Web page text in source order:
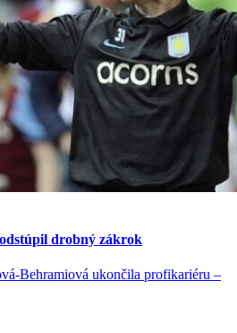
drobný zákrok